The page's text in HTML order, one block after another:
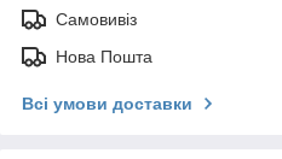
Самовивіз
Нова Пошта
Всі умови доставки